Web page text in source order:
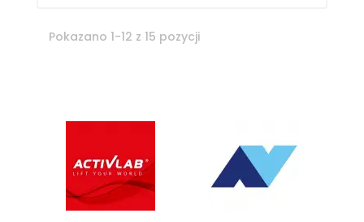
Pokazano 1-12 z 15 pozycji